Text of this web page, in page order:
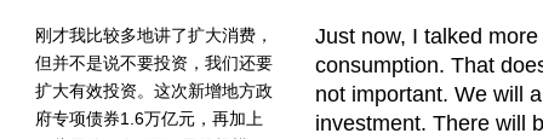
刚才我比较多地讲了扩大消费，
但并不是说不要投资，我们还要
扩大有效投资。这次新增地方政
府专项债券1.6万亿元，再加上
Just now, I talked
consumption. That
not important. We will
investment. There will